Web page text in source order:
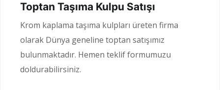
Toptan Taşıma Kulpu Satışı
Krom kaplama taşıma kulpları üreten firma
olarak Dünya geneline toptan satışımız
bulunmaktadır. Hemen teklif formumuzu
doldurabilirsiniz.